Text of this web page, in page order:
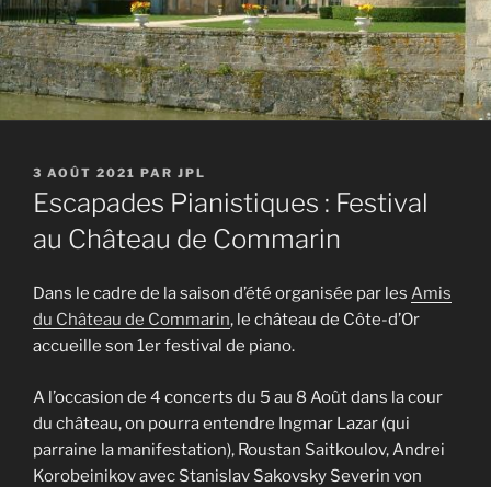
PUBLIÉ
LE
3 AOÛT 2021 PAR JPL
Escapades Pianistiques : Festival
au Château de Commarin
Dans le cadre de la saison d’été organisée par les Amis
du Château de Commarin, le château de Côte-d’Or
accueille son 1er festival de piano.
A l’occasion de 4 concerts du 5 au 8 Août dans la cour
du château, on pourra entendre Ingmar Lazar (qui
parraine la manifestation), Roustan Saitkoulov, Andrei
Korobeinikov avec Stanislav Sakovsky Severin von